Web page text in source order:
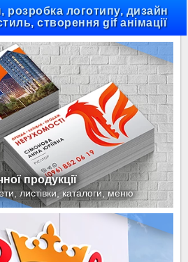
розробка логотипу, дизайн
створення gif анімації
продукції
листівки, каталоги, меню